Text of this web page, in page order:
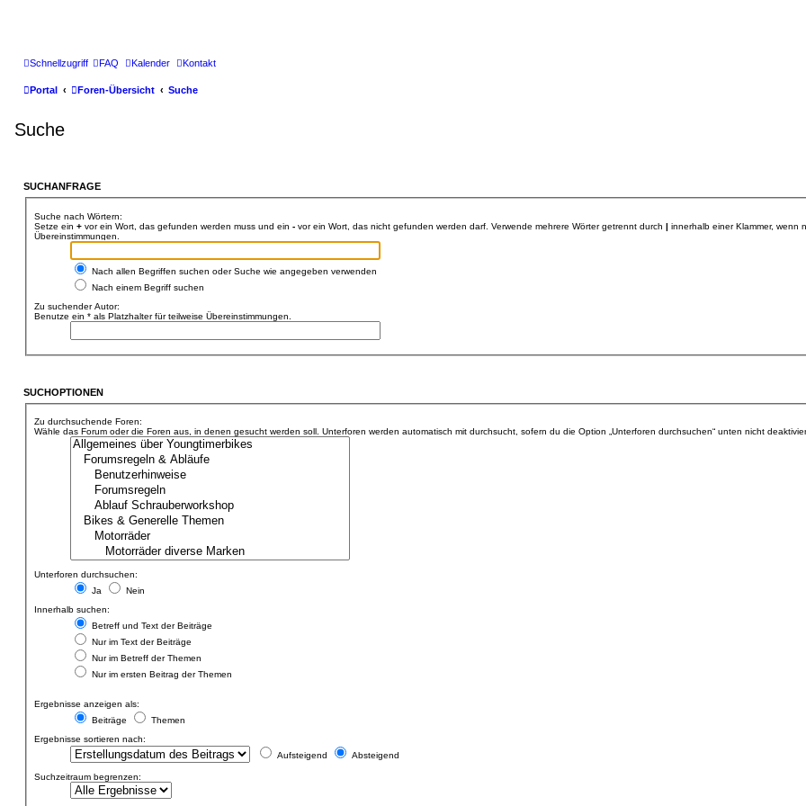
Schnellzugriff FAQ Kalender Kontakt
Portal Foren-Übersicht Suche
Suche
SUCHANFRAGE
Suche nach Wörtern:
Setze ein +vor ein Wort, das gefunden werden muss und ein -vor ein Wort, das nicht gefunden werden darf. Verwende mehrere Wörter getrennt durch | innerhalb einer Klammer, wenn
Übereinstimmungen.
Nach allen Begriffen suchen oder Suche wie angegeben verwenden
Nach einem Begriff suchen
Zu suchender Autor:
Benutze ein * als Platzhalter für teilweise Übereinstimmungen.
SUCHOPTIONEN
Zu durchsuchende Foren:
Wähle das Forum oder die Foren aus, in denen gesucht werden soll. Unterforen werden automatisch mit durchsucht, sofern du die Option „Unterforen durchsuchen“ unten nicht
Unterforen durchsuchen:
Ja
Nein
Innerhalb suchen:
Betreff und Text der Beiträge
Nur im Text der Beiträge
Nur im Betreff der Themen
Nur im ersten Beitrag der Themen
Ergebnisse anzeigen als:
Beiträge
Themen
Ergebnisse sortieren nach:
Aufsteigend
Absteigend
Suchzeitraum begrenzen: